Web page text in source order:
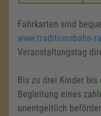
Fahrkarten sind
www.traditionsbahn-
Veranstaltungstag
Bis zu drei Kinder
Begleitung eines
unentgeltlich